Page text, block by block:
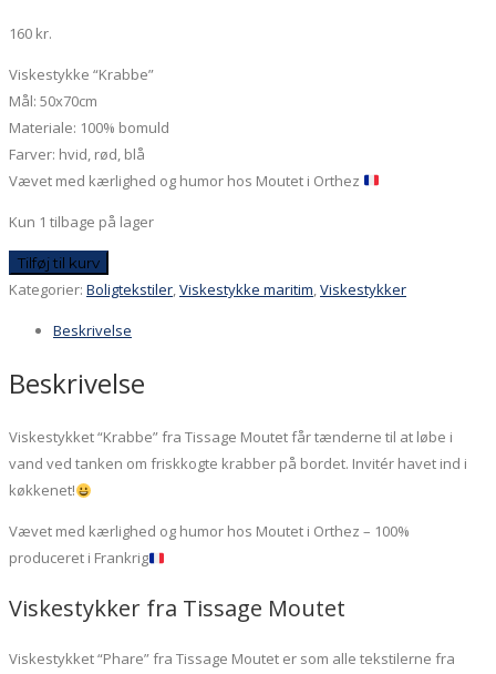
160 kr.
Viskestykke “Krabbe”
Mål: 50x70cm
Materiale: 100% bomuld
Farver: hvid, rød, blå
Vævet med kærlighed og humor hos Moutet i Orthez
Kun 1 tilbage på lager
Viskestykke
-
Tilføj til kurv
Kategorier: Boligtekstiler Viskestykke maritim Viskestykker
Beskrivelse
Beskrivelse
Viskestykket “Krabbe” fra Tissage Moutet får tænderne til at løbe i
vand ved tanken om friskkogte krabber på bordet. Invitér havet ind i
køkkenet!
Vævet med kærlighed og humor hos Moutet i Orthez – 100%
produceret i Frankrig
Viskestykker fra Tissage Moutet
Viskestykket “Phare” fra Tissage Moutet er som alle tekstilerne fra